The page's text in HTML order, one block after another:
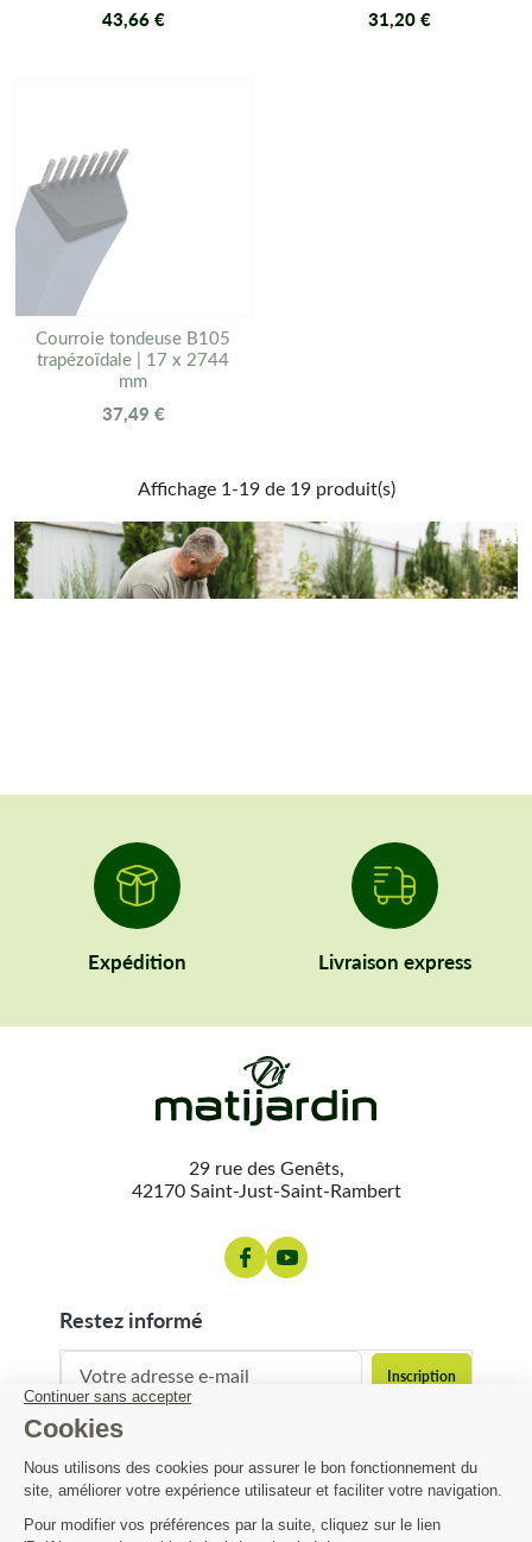
43,66 € 31,20 €
Courroie tondeuse B105
trapézoïdale | 17 x 2744
mm
37,49 €
Affichage 1-19 de 19 produit(s)
Expédition Livraison express
29 rue des Genêts,
42170 Saint-Just-Saint-Rambert
restez informé
contact@matijardin.fr 04 81 120 120